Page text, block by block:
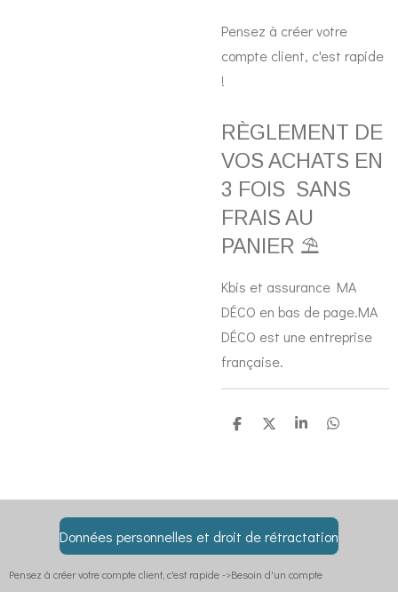
Pensez à créer votre
compte client, c'est rapide
!
RÈGLEMENT DE
VOS ACHATS EN
3 FOIS SANS
FRAIS AU
PANIER ⛱️
Kbis et assurance MA
DÉCO en bas de page.MA
DÉCO est une entreprise
française.
P
g
e
P
g
e
P
g
e
P
g
e
Données personnelles et droit de rétractation
Pensez à créer votre compte client, c'est rapide ->Besoin d'un compte